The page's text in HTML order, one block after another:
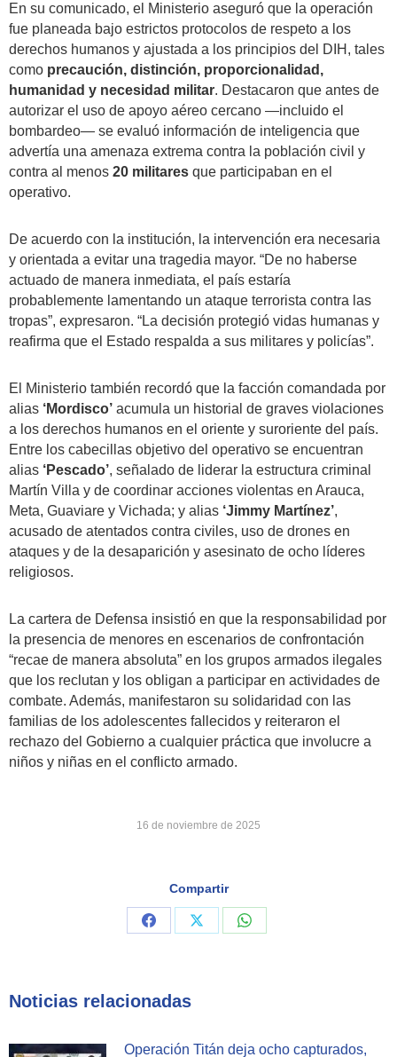
En su comunicado, el Ministerio aseguró que la operación
fue planeada bajo estrictos protocolos de respeto a los
derechos humanos y ajustada a los principios del DIH, tales
como precaución, distinción, proporcionalidad,
humanidad y necesidad militar. Destacaron que antes de
autorizar el uso de apoyo aéreo cercano —incluido el
bombardeo— se evaluó información de inteligencia que
advertía una amenaza extrema contra la población civil y
contra al menos 20 militares que participaban en el
operativo.
De acuerdo con la institución, la intervención era necesaria
y orientada a evitar una tragedia mayor. “De no haberse
actuado de manera inmediata, el país estaría
probablemente lamentando un ataque terrorista contra las
tropas”, expresaron. “La decisión protegió vidas humanas y
reafirma que el Estado respalda a sus militares y policías”.
El Ministerio también recordó que la facción comandada por
alias ‘Mordisco’ acumula un historial de graves violaciones
a los derechos humanos en el oriente y suroriente del país.
Entre los cabecillas objetivo del operativo se encuentran
alias ‘Pescado’, señalado de liderar la estructura criminal
Martín Villa y de coordinar acciones violentas en Arauca,
Meta, Guaviare y Vichada; y alias ‘Jimmy Martínez’,
acusado de atentados contra civiles, uso de drones en
ataques y de la desaparición y asesinato de ocho líderes
religiosos.
La cartera de Defensa insistió en que la responsabilidad por
la presencia de menores en escenarios de confrontación
“recae de manera absoluta” en los grupos armados ilegales
que los reclutan y los obligan a participar en actividades de
combate. Además, manifestaron su solidaridad con las
familias de los adolescentes fallecidos y reiteraron el
rechazo del Gobierno a cualquier práctica que involucre a
niños y niñas en el conflicto armado.
16 de noviembre de 2025
Compartir
Share
Share
Share
Noticias relacionadas
Operación Titán deja ocho capturados,